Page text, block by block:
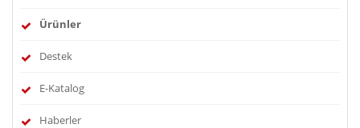
Ürünler
Destek
E-Katalog
Haberler